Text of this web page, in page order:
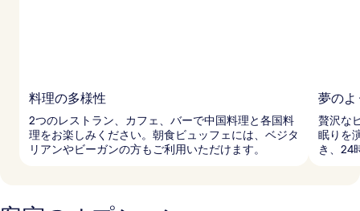
料理の多様性
2つのレストラン、カフェ、バーで中国料理と各国料
理をお楽しみください。朝食ビュッフェには、ベジタ
リアンやビーガンの方もご利用いただけます。
夢のよ
贅沢な
眠りを
き、24